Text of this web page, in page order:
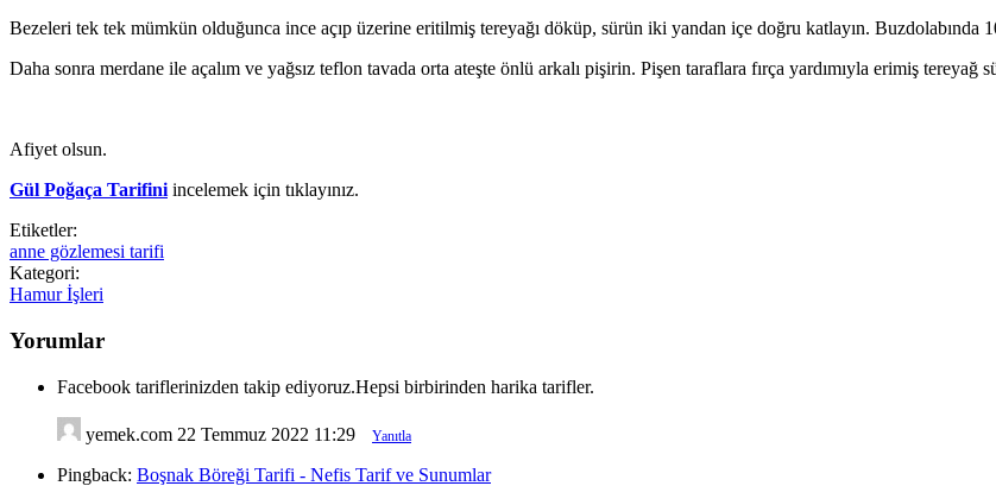
Bezeleri tek tek mümkün olduğunca ince açıp üzerine eritilmiş tereyağı döküp, sürün iki yandan içe doğru katlayın. Buzdolabında
Daha sonra merdane ile açalım ve yağsız teflon tavada orta ateşte önlü arkalı pişirin. Pişen taraflara fırça yardımıyla erimiş tereyağ
Afiyet olsun.
Gül Poğaça Tarifini incelemek için tıklayınız.
Etiketler:
anne gözlemesi tarifi
Kategori:
Hamur İşleri
Yorumlar
Facebook tariflerinizden takip ediyoruz.Hepsi birbirinden harika tarifler.
yemek.com 22 Temmuz 2022 11:29 Yanıtla
Pingback: Boşnak Böreği Tarifi - Nefis Tarif ve Sunumlar